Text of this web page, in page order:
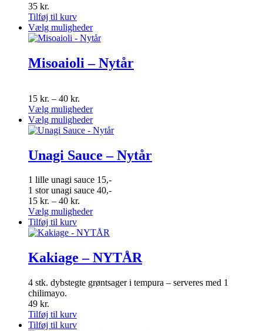
35 kr.
Tilføj til kurv
Vælg mulighederDette
vare
flere
varianter.
på
varesiden
Misoaioli – Nytår
15 kr. – 40 kr.
15 kr.
til
40 kr.
Vælg mulighederDette
vare
har
varianter.
Mulighederne
vælges
på
Vælg mulighederDette
vare
varianter.
kan
vælges
varesiden
Unagi Sauce – Nytår
1 lille unagi sauce 15,-
1 stor unagi sauce 40,-
15 kr. – 40 kr.
15 kr.
40 kr.
Vælg mulighederDette
har
varianter.
Mulighederne
vælges
Tilføj til kurv
Kakiage – NYTÅR
4 stk. dybstegte grøntsager i tempura – serveres med 1
chilimayo.
49 kr.
Tilføj til kurv
Tilføj til kurv